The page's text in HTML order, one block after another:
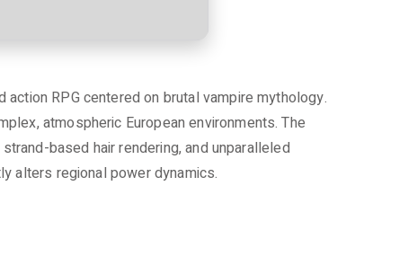
RPG centered on brutal vampire mythology.
atmospheric European environments. The
based hair rendering, and unparalleled
alters regional power dynamics.